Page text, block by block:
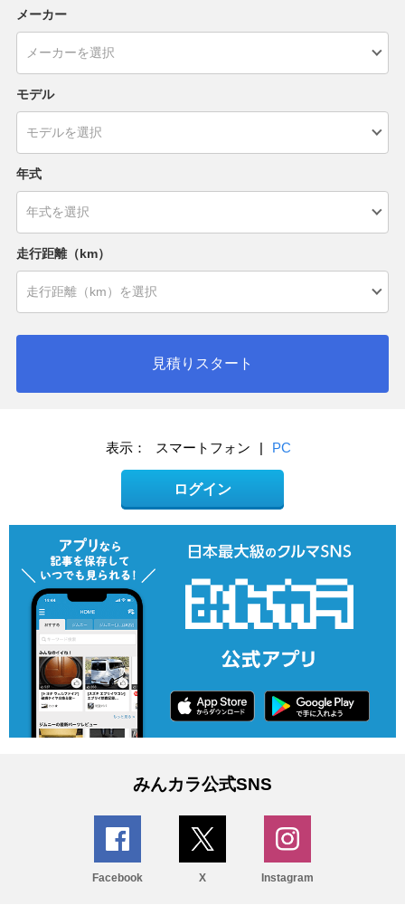
メーカー
モデル
年式
走行距離（km）
見積りスタート
表示： スマートフォン | PC
ログイン
みんカラ公式SNS
Facebook X Instagram